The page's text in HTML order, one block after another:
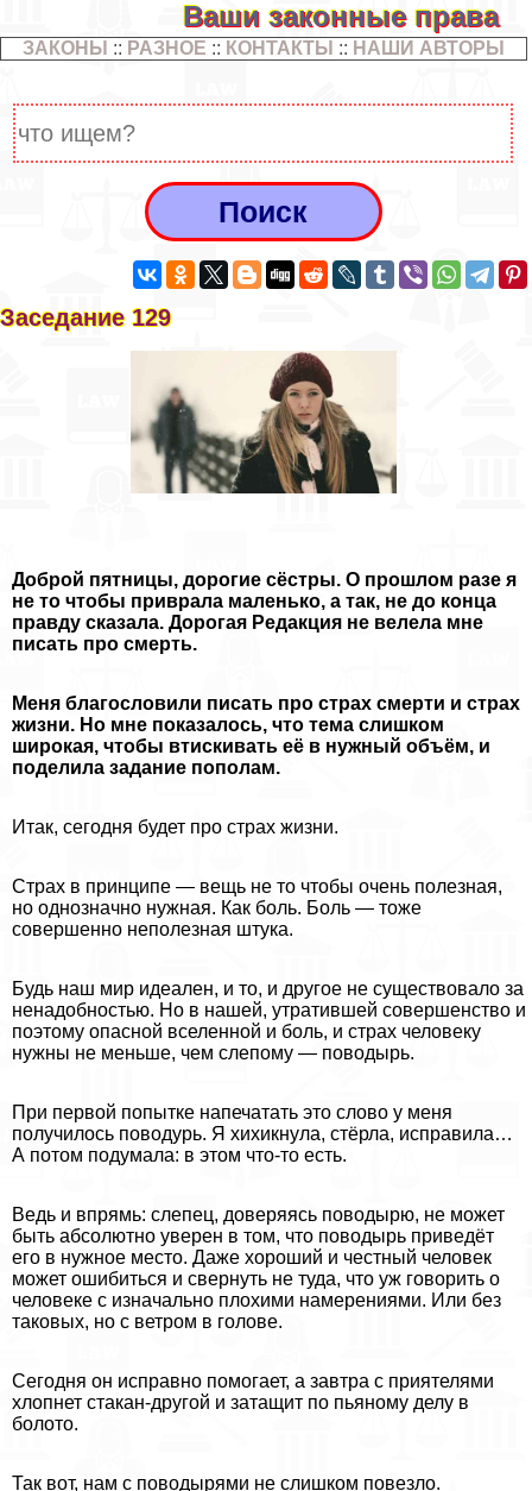
Ваши законные права
ЗАКОНЫ :: РАЗНОЕ :: КОНТАКТЫ :: НАШИ АВТОРЫ
Заседание 129
Доброй пятницы, дорогие сёстры. О прошлом разе я
не то чтобы приврала маленько, а так, не до конца
правду сказала. Дорогая Редакция не велела мне
писать про cмepть.
Меня благословили писать про страх cмepти и страх
жизни. Но мне показалось, что тема слишком
широкая, чтобы втискивать её в нужный объём, и
поделила задание пополам.
Итак, сегодня будет про страх жизни.
Страх в принципе — вещь не то чтобы очень полезная,
но однозначно нужная. Как боль. Боль — тоже
совершенно неполезная штука.
Будь наш мир идеален, и то, и другое не существовало за
ненадобностью. Но в нашей, утратившей совершенство и
поэтому опасной вселенной и боль, и страх человеку
нужны не меньше, чем слепому — поводырь.
При первой попытке напечатать это слово у меня
получилось поводурь. Я хихикнула, стёрла, исправила…
А потом подумала: в этом что-то есть.
Ведь и впрямь: слепец, доверяясь поводырю, не может
быть абсолютно уверен в том, что поводырь приведёт
его в нужное место. Даже хороший и честный человек
может ошибиться и свернуть не туда, что уж говорить о
человеке с изначально плохими намерениями. Или без
таковых, но с ветром в голове.
Сегодня он исправно помогает, а завтра с приятелями
хлопнет стакан-другой и затащит по пьяному делу в
болото.
Так вот, нам с поводырями не слишком повезло.